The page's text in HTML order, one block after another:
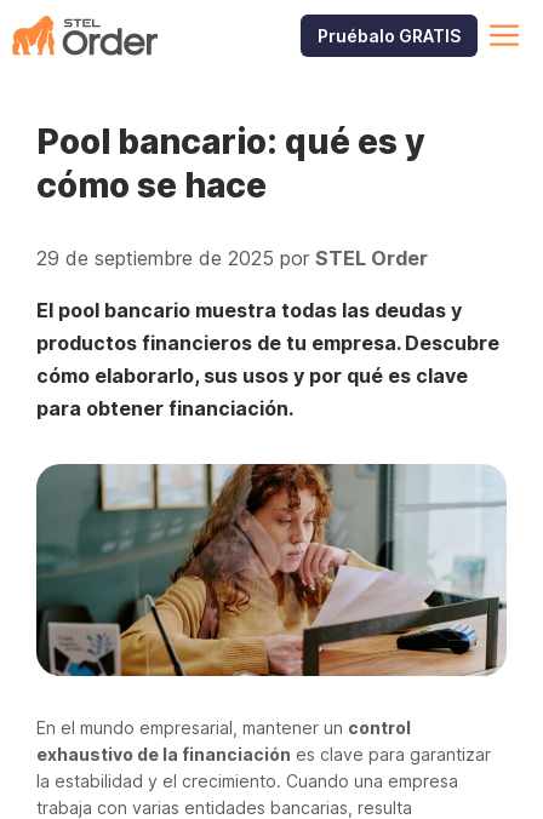
Saltar
al
Pruébalo GRATIS
Pool bancario: qué es y
cómo se hace
29 de septiembre de 2025 por STEL Order
El pool bancario muestra todas las deudas y
productos financieros de tu empresa. Descubre
cómo elaborarlo, sus usos y por qué es clave
para obtener financiación.
En el mundo empresarial, mantener un control
exhaustivo de la financiación es clave para garantizar
la estabilidad y el crecimiento. Cuando una empresa
trabaja con varias entidades bancarias, resulta